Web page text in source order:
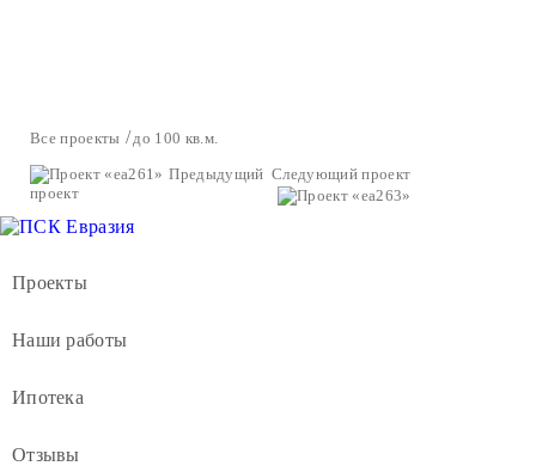
Все проекты
до 100 кв.м.
Предыдущий
проект
Следующий проект
Проекты
Наши работы
Ипотека
Отзывы